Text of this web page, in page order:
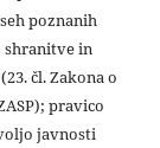
poznanih
shranitve in
čl. Zakona o
pravico
javnosti